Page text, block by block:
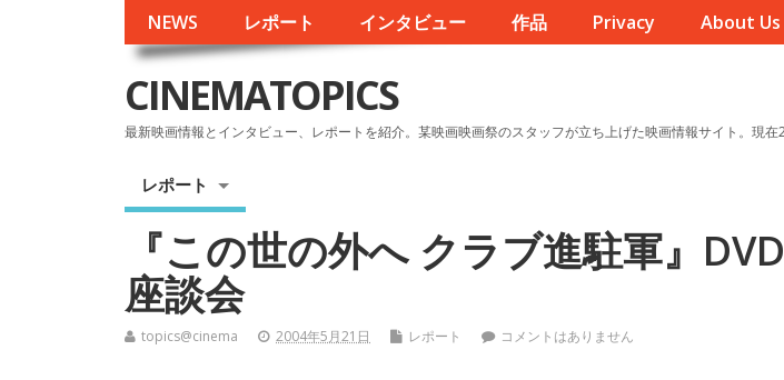
NEWS レポート インタビュー 作品 Privacy About Us
CINEMATOPICS
最新映画情報とインタビュー、レポートを紹介。某映画映画祭のスタッフが立ち上げた映画情報サイト。現在
レポート
『この世の外へ クラブ進駐軍』
座談会
topics@cinema 2004年5月21日 レポート コメントはありません